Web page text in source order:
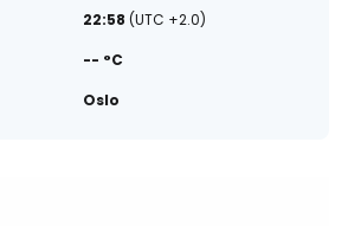
22:58 (UTC +2.0)
-- °C
Oslo